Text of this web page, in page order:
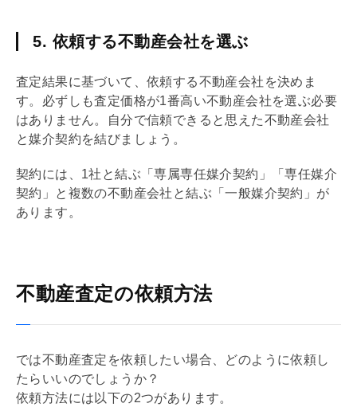
5. 依頼する不動産会社を選ぶ
査定結果に基づいて、依頼する不動産会社を決めま
す。必ずしも査定価格が1番高い不動産会社を選ぶ必要
はありません。自分で信頼できると思えた不動産会社
と媒介契約を結びましょう。
契約には、1社と結ぶ「専属専任媒介契約 」「専任媒介
契約 」と複数の不動産会社と結ぶ「一般媒介契約 」が
あります。
不動産査定の依頼方法
では不動産査定を依頼したい場合、どのように依頼し
たらいいのでしょうか？
依頼方法には以下の2つがあります。